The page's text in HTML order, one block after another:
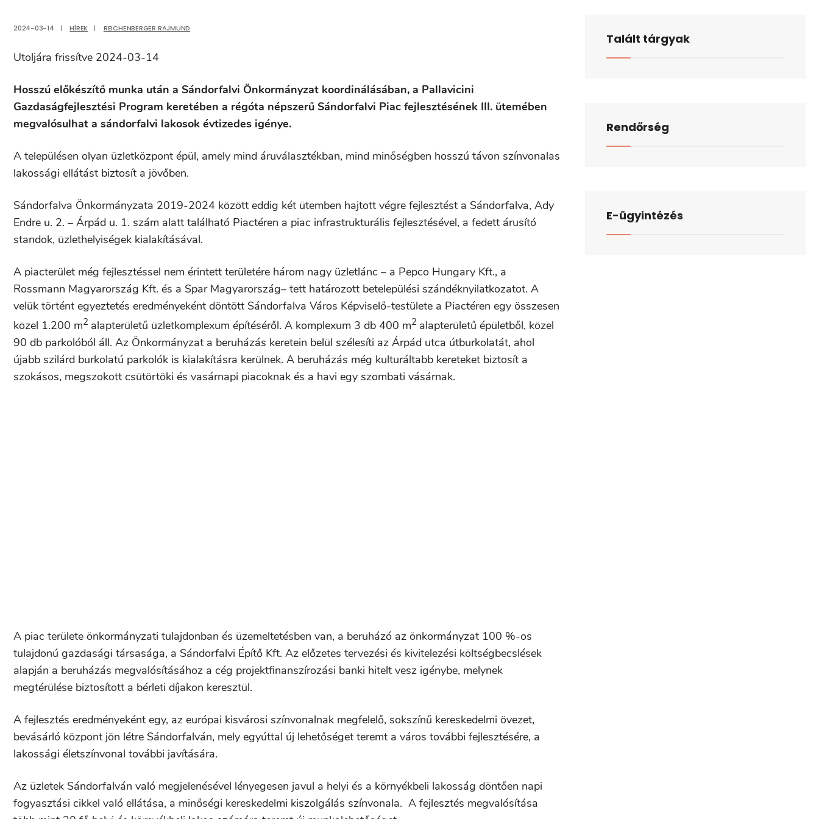
2024-03-14 | HÍREK | REICHENBERGER RAJMUND
Utoljára frissítve 2024-03-14
Hosszú előkészítő munka után a Sándorfalvi Önkormányzat koordinálásában, a Pallavicini
Gazdaságfejlesztési Program keretében a régóta népszerű Sándorfalvi Piac fejlesztésének III. ütemében
megvalósulhat a sándorfalvi lakosok évtizedes igénye.
A településen olyan üzletközpont épül, amely mind áruválasztékban, mind minőségben hosszú távon színvonalas
lakossági ellátást biztosít a jövőben.
Sándorfalva Önkormányzata 2019-2024 között eddig két ütemben hajtott végre fejlesztést a Sándorfalva, Ady
Endre u. 2. – Árpád u. 1. szám alatt található Piactéren a piac infrastrukturális fejlesztésével, a fedett árusító
standok, üzlethelyiségek kialakításával.
A piacterület még fejlesztéssel nem érintett területére három nagy üzletlánc – a Pepco Hungary Kft., a
Rossmann Magyarország Kft. és a Spar Magyarország– tett határozott betelepülési szándéknyilatkozatot. A
velük történt egyeztetés eredményeként döntött Sándorfalva Város Képviselő-testülete a Piactéren egy összesen
közel 1.200 m2 alapterületű üzletkomplexum építéséről. A komplexum 3 db 400 m2 alapterületű épületből, közel
90 db parkolóból áll. Az Önkormányzat a beruházás keretein belül szélesíti az Árpád utca útburkolatát, ahol
újabb szilárd burkolatú parkolók is kialakításra kerülnek. A beruházás még kulturáltabb kereteket biztosít a
szokásos, megszokott csütörtöki és vasárnapi piacoknak és a havi egy szombati vásárnak.
A piac területe önkormányzati tulajdonban és üzemeltetésben van, a beruházó az önkormányzat 100 %-os
tulajdonú gazdasági társasága, a Sándorfalvi Építő Kft. Az előzetes tervezési és kivitelezési költségbecslések
alapján a beruházás megvalósításához a cég projektfinanszírozási banki hitelt vesz igénybe, melynek
megtérülése biztosított a bérleti díjakon keresztül.
A fejlesztés eredményeként egy, az európai kisvárosi színvonalnak megfelelő, sokszínű kereskedelmi övezet,
bevásárló központ jön létre Sándorfalván, mely egyúttal új lehetőséget teremt a város további fejlesztésére, a
lakossági életszínvonal további javítására.
Az üzletek Sándorfalván való megjelenésével lényegesen javul a helyi és a környékbeli lakosság döntően napi
fogyasztási cikkel való ellátása, a minőségi kereskedelmi kiszolgálás színvonala. A fejlesztés megvalósítása
Talált tárgyak
Rendőrség
E-ügyintézés